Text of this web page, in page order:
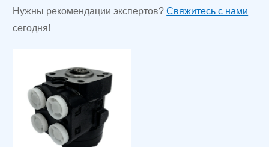
Нужны рекомендации экспертов?Свяжитесь с нами
сегодня!